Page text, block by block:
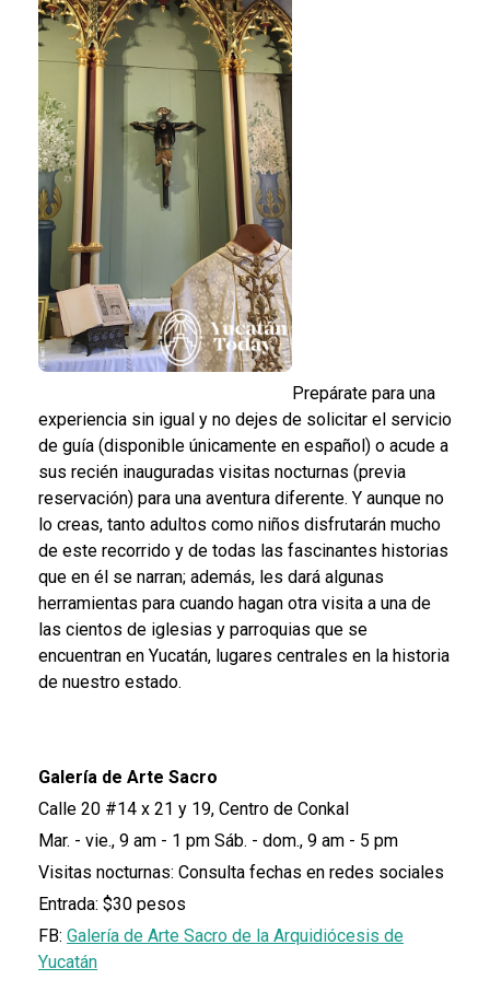
Prepárate para una
experiencia sin igual y no dejes de solicitar el servicio
de guía (disponible únicamente en español) o acude a
sus recién inauguradas visitas nocturnas (previa
reservación) para una aventura diferente. Y aunque no
lo creas, tanto adultos como niños disfrutarán mucho
de este recorrido y de todas las fascinantes historias
que en él se narran; además, les dará algunas
herramientas para cuando hagan otra visita a una de
las cientos de iglesias y parroquias que se
encuentran en Yucatán, lugares centrales en la historia
de nuestro estado.
Galería de Arte Sacro
Calle 20 #14 x 21 y 19, Centro de Conkal
Mar. - vie., 9 am - 1 pm Sáb. - dom., 9 am - 5 pm
Visitas nocturnas: Consulta fechas en redes sociales
Entrada: $30 pesos
FB: Galería de Arte Sacro de la Arquidiócesis de
Yucatán